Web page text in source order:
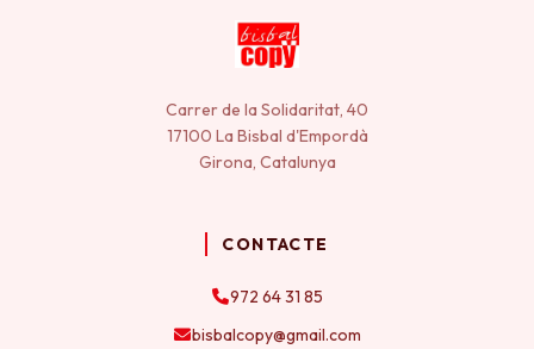
Carrer de la Solidaritat, 40
17100 La Bisbal d'Empordà
Girona, Catalunya
CONTACTE
972 64 31 85
bisbalcopy@gmail.com